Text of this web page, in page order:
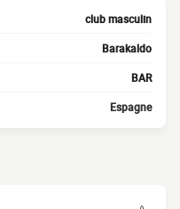
club masculin
Barakaldo
BAR
Espagne